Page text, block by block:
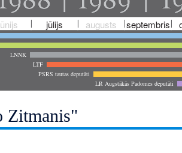
jūlijs augusts septembris
LNNK
LTF
PSRS tautas deputāti
LR Augstākās Padomes deputāti
Zitmanis"